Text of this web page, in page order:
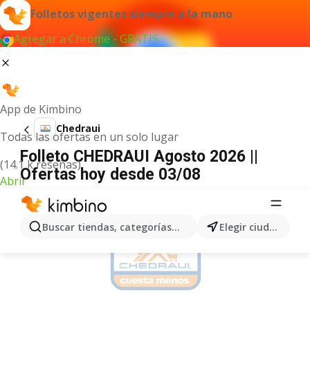
Folletos vigentes siempre a la mano
Agregar a Chrome - GRATIS
App de Kimbino
Todas las ofertas en un solo lugar
(14.1 k reseñas)
Abrir
Buscar tiendas, categorías, productos... Elegir ciudad
Chedraui
Folleto CHEDRAUI Agosto 2026 ||
Ofertas hoy desde 03/08